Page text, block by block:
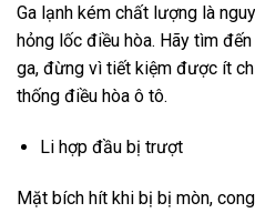
Ga lạnh kém chất lượng là
hỏng lốc điều hòa. Hãy tìm
ga, đừng vì tiết kiệm được ít
thống điều hòa ô tô.
Li hợp đầu bị trượt
Mặt bích hít khi bị bị mòn,